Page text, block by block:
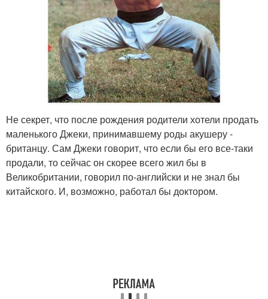
Не секрет, что после рождения родители хотели продать
маленького Джеки, принимавшему роды акушеру -
британцу. Сам Джеки говорит, что если бы его все-таки
продали, то сейчас он скорее всего жил бы в
Великобритании, говорил по-английски и не знал бы
китайского. И, возможно, работал бы доктором.